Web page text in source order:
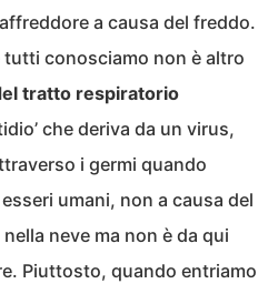
a causa del freddo.
conosciamo non è altro
tratto respiratorio
che deriva da un virus,
i germi quando
umani, non a causa del
neve ma non è da qui
Piuttosto, quando entriamo